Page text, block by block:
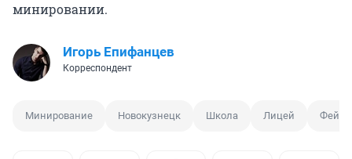
минировании.
Игорь Епифанцев
Корреспондент
Минирование Новокузнецк Школа Лицей Фейк